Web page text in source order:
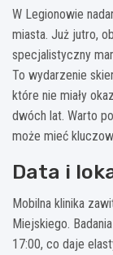
W Legionowie
miasta. Już jutro,
specjalistyczny
To wydarzenie
które nie miały
dwóch lat. Warto
może mieć
Data i
Mobilna klinika
Miejskiego.
17:00, co daje